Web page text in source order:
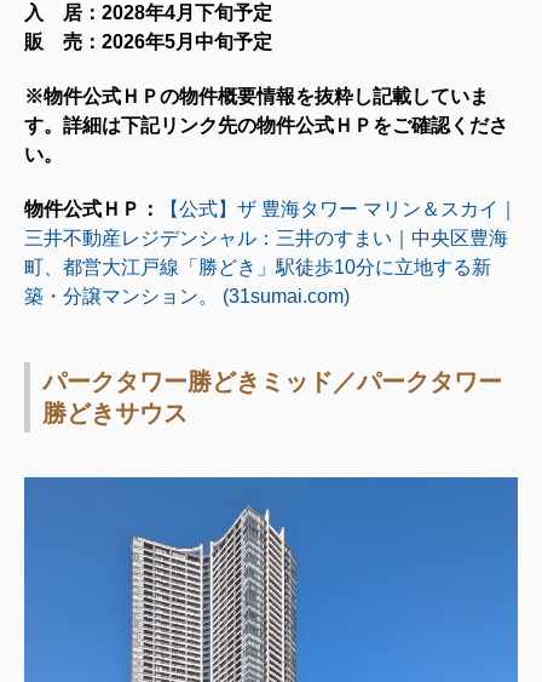
入 居：2028年4月下旬予定
販 売：2026年5月中旬予定
※物件公式ＨＰの物件概要情報を抜粋し記載していま
す。詳細は下記リンク先の物件公式ＨＰをご確認くださ
い。
物件公式ＨＰ：
【公式】ザ 豊海タワー マリン＆スカイ｜
三井不動産レジデンシャル：三井のすまい｜中央区豊海
町、都営大江戸線「勝どき」駅徒歩10分に立地する新
築・分譲マンション。 (31sumai.com)
パークタワー勝どきミッド／パークタワー
勝どきサウス